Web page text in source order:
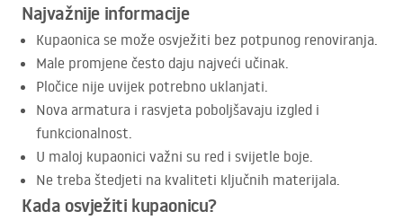
Najvažnije informacije
Kupaonica se može osvježiti bez potpunog renoviranja.
Male promjene često daju najveći učinak.
Pločice nije uvijek potrebno uklanjati.
Nova armatura i rasvjeta poboljšavaju izgled i
funkcionalnost.
U maloj kupaonici važni su red i svijetle boje.
Ne treba štedjeti na kvaliteti ključnih materijala.
Kada osvježiti kupaonicu?